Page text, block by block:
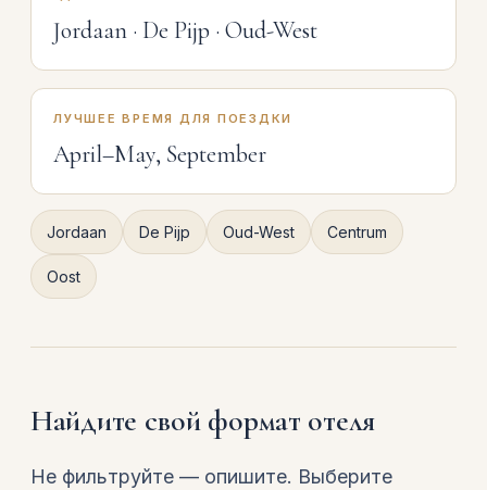
Jordaan · De Pijp · Oud-West
ЛУЧШЕЕ ВРЕМЯ ДЛЯ ПОЕЗДКИ
April–May, September
Jordaan De Pijp Oud-West Centrum
Oost
Найдите свой формат отеля
Не фильтруйте — опишите. Выберите